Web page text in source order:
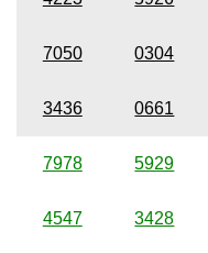
7050 0304
3436 0661
7978 5929
4547 3428